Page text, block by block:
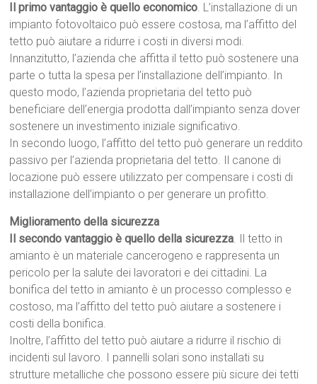
Il primo vantaggio è quello economico. L’installazione di un
impianto fotovoltaico può essere costosa, ma l’affitto del
tetto può aiutare a ridurre i costi in diversi modi.
Innanzitutto, l’azienda che affitta il tetto può sostenere una
parte o tutta la spesa per l’installazione dell’impianto. In
questo modo, l’azienda proprietaria del tetto può
beneficiare dell’energia prodotta dall’impianto senza dover
sostenere un investimento iniziale significativo.
In secondo luogo, l’affitto del tetto può generare un reddito
passivo per l’azienda proprietaria del tetto. Il canone di
locazione può essere utilizzato per compensare i costi di
installazione dell’impianto o per generare un profitto.
Miglioramento della sicurezza
Il secondo vantaggio è quello della sicurezza. Il tetto in
amianto è un materiale cancerogeno e rappresenta un
pericolo per la salute dei lavoratori e dei cittadini. La
bonifica del tetto in amianto è un processo complesso e
costoso, ma l’affitto del tetto può aiutare a sostenere i
costi della bonifica.
Inoltre, l’affitto del tetto può aiutare a ridurre il rischio di
incidenti sul lavoro. I pannelli solari sono installati su
strutture metalliche che possono essere più sicure dei tetti